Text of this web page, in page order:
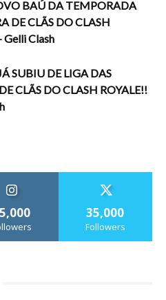
BAÚ DA TEMPORADA
DE CLÃS DO CLASH
Gelli Clash
SUBIU DE LIGA DAS
CLÃS DO CLASH ROYALE!!
35,000
Followers